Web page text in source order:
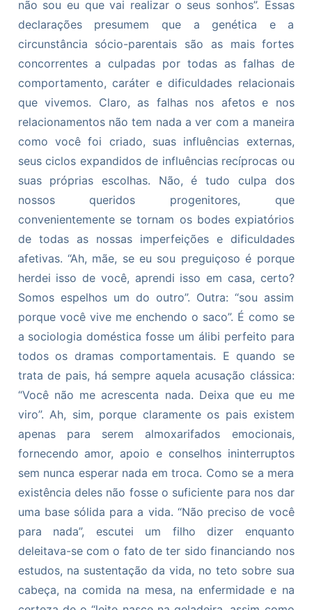
não sou eu que vai realizar o seus sonhos”. Essas
declarações presumem que a genética e a
circunstância sócio-parentais são as mais fortes
concorrentes a culpadas por todas as falhas de
comportamento, caráter e dificuldades relacionais
que vivemos. Claro, as falhas nos afetos e nos
relacionamentos não tem nada a ver com a maneira
como você foi criado, suas influências externas,
seus ciclos expandidos de influências recíprocas ou
suas próprias escolhas. Não, é tudo culpa dos
nossos queridos progenitores, que
convenientemente se tornam os bodes expiatórios
de todas as nossas imperfeições e dificuldades
afetivas. “Ah, mãe, se eu sou preguiçoso é porque
herdei isso de você, aprendi isso em casa, certo?
Somos espelhos um do outro”. Outra: “sou assim
porque você vive me enchendo o saco”. É como se
a sociologia doméstica fosse um álibi perfeito para
todos os dramas comportamentais. E quando se
trata de pais, há sempre aquela acusação clássica:
“Você não me acrescenta nada. Deixa que eu me
viro”. Ah, sim, porque claramente os pais existem
apenas para serem almoxarifados emocionais,
fornecendo amor, apoio e conselhos ininterruptos
sem nunca esperar nada em troca. Como se a mera
existência deles não fosse o suficiente para nos dar
uma base sólida para a vida. “Não preciso de você
para nada”, escutei um filho dizer enquanto
deleitava-se com o fato de ter sido financiando nos
estudos, na sustentação da vida, no teto sobre sua
cabeça, na comida na mesa, na enfermidade e na